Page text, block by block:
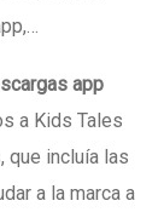
app
a Kids Tales
que incluía las
a la marca a